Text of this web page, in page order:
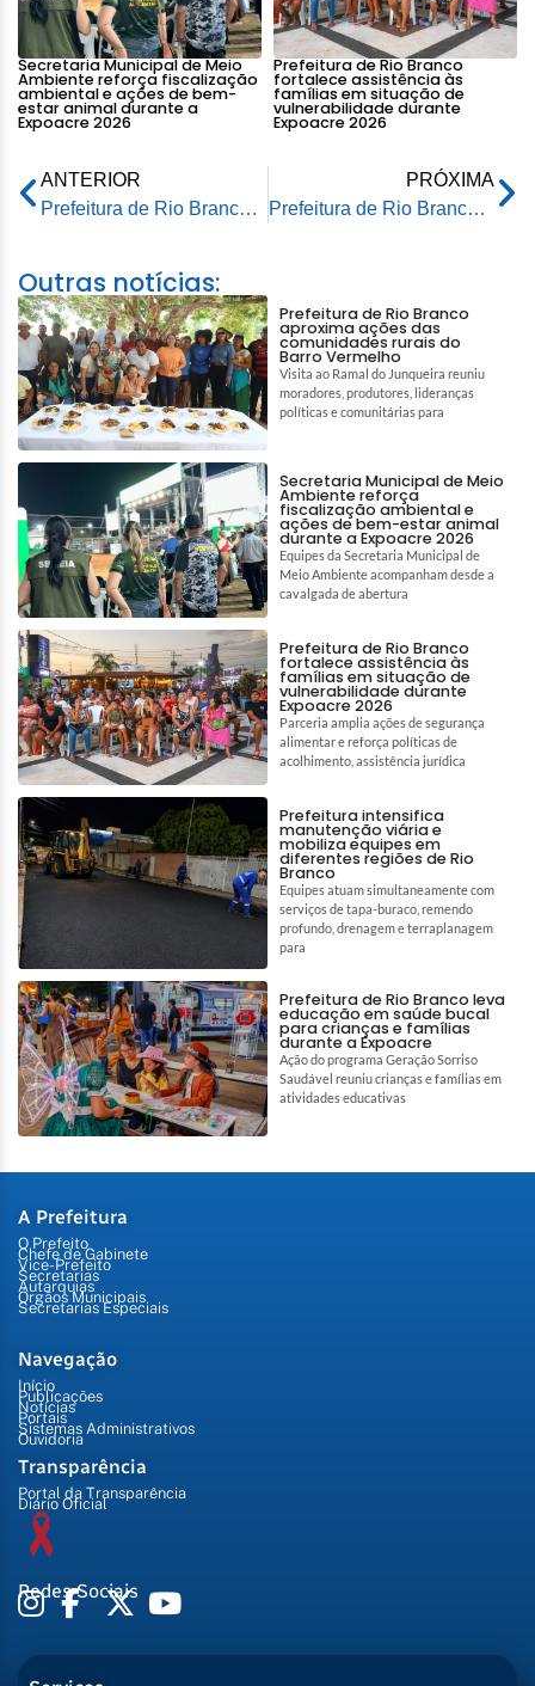
Secretaria Municipal de Meio
Ambiente reforça fiscalização
ambiental e ações de bem-
estar animal durante a
Expoacre 2026
Prefeitura de Rio Branco
fortalece assistência às
famílias em situação de
vulnerabilidade durante
Expoacre 2026
ANTERIOR
Prefeitura de Rio Branco começa a entregar brinquedos para crianças listadas no CadÚnico
PRÓXIMA
Prefeitura de Rio Branco impulsiona educação municipal com programas inovadores e oportunidades de intercâmbio internacional
Outras notícias:
Prefeitura de Rio Branco
aproxima ações das
comunidades rurais do
Barro Vermelho
Visita ao Ramal do Junqueira reuniu
moradores, produtores, lideranças
políticas e comunitárias para
Secretaria Municipal de Meio
Ambiente reforça
fiscalização ambiental e
ações de bem-estar animal
durante a Expoacre 2026
Equipes da Secretaria Municipal de
Meio Ambiente acompanham desde a
cavalgada de abertura
Prefeitura de Rio Branco
fortalece assistência às
famílias em situação de
vulnerabilidade durante
Expoacre 2026
Parceria amplia ações de segurança
alimentar e reforça políticas de
acolhimento, assistência jurídica
Prefeitura intensifica
manutenção viária e
mobiliza equipes em
diferentes regiões de Rio
Branco
Equipes atuam simultaneamente com
serviços de tapa-buraco, remendo
profundo, drenagem e terraplanagem
para
Prefeitura de Rio Branco leva
educação em saúde bucal
para crianças e famílias
durante a Expoacre
Ação do programa Geração Sorriso
Saudável reuniu crianças e famílias em
atividades educativas
A Prefeitura
O Prefeito
Chefe de Gabinete
Vice-Prefeito
Secretarias
Autarquias
Órgãos Municipais
Secretarias Especiais
Navegação
Início
Publicações
Notícias
Portais
Sistemas Administrativos
Ouvidoria
Transparência
Portal da Transparência
Diário Oficial
Redes Sociais